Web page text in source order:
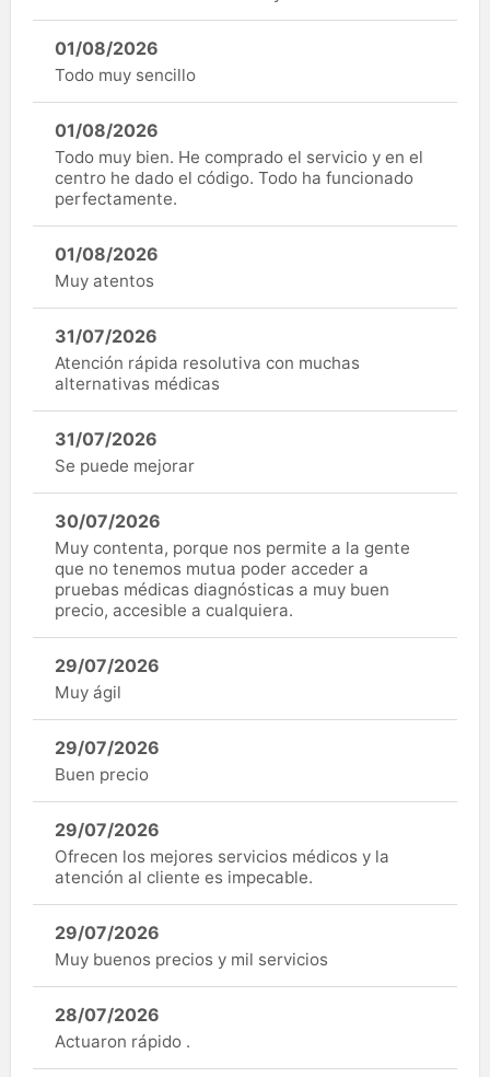
01/08/2026
Todo muy sencillo
01/08/2026
Todo muy bien. He comprado el servicio y en el
centro he dado el código. Todo ha funcionado
perfectamente.
01/08/2026
Muy atentos
31/07/2026
Atención rápida resolutiva con muchas
alternativas médicas
31/07/2026
Se puede mejorar
30/07/2026
Muy contenta, porque nos permite a la gente
que no tenemos mutua poder acceder a
pruebas médicas diagnósticas a muy buen
precio, accesible a cualquiera.
29/07/2026
Muy ágil
29/07/2026
Buen precio
29/07/2026
Ofrecen los mejores servicios médicos y la
atención al cliente es impecable.
29/07/2026
Muy buenos precios y mil servicios
28/07/2026
Actuaron rápido .